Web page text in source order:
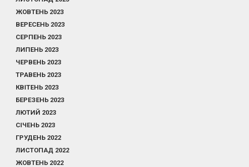
ЖОВТЕНЬ 2023
ВЕРЕСЕНЬ 2023
СЕРПЕНЬ 2023
ЛИПЕНЬ 2023
ЧЕРВЕНЬ 2023
ТРАВЕНЬ 2023
КВІТЕНЬ 2023
БЕРЕЗЕНЬ 2023
ЛЮТИЙ 2023
СІЧЕНЬ 2023
ГРУДЕНЬ 2022
ЛИСТОПАД 2022
ЖОВТЕНЬ 2022